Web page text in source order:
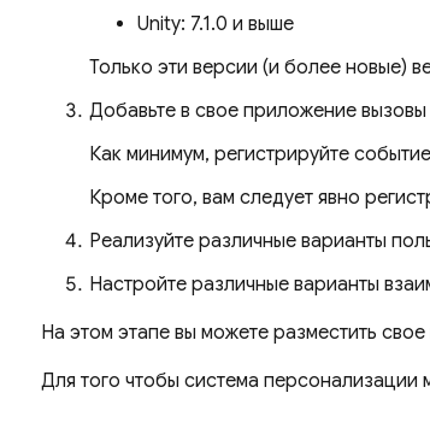
Unity: 7.1.0 и выше
Только эти версии (и более новые)
Добавьте в свое приложение вызовы
Как минимум, регистрируйте
Кроме того, вам следует явно
Реализуйте различные варианты
Настройте различные варианты
На этом этапе вы можете разместить
Для того чтобы система персонализации